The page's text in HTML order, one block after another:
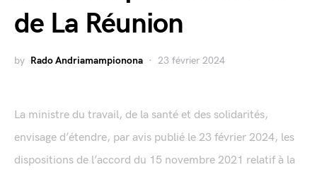
de La Réunion
by Rado Andriamampionona 23 février 2024
La ministre du travail, de la santé et des solidarités,
envisage d’étendre, par avis publié le 23 février 2024, les
dispositions de l’accord du 15 novembre 2021 relatif à la